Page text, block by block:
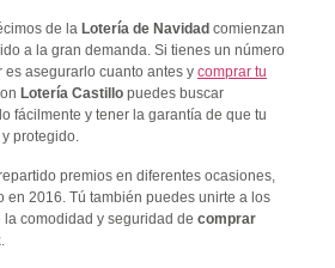
de la Lotería de Navidad comienzan
a la gran demanda. Si tienes un número
asegurarlo cuanto antes y comprar tu
Lotería Castillo puedes buscar
fácilmente y tener la garantía de que tu
protegido.
premios en diferentes ocasiones,
en 2016. Tú también puedes unirte a los
comodidad y seguridad de comprar